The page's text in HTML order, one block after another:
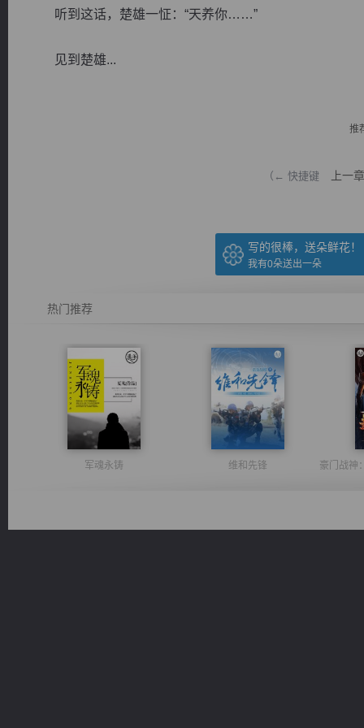
听到这话，楚雄一怔：“天养你……”
见到楚雄...
推
（← 快捷键 上一章
写的很棒，送朵鲜花！
我有0朵送出一朵
热门推荐
军魂永铸 维和先锋